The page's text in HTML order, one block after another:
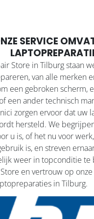
SERVICE
Store in Tilburg staan
van alle merken
een gebroken scherm,
een ander technisch
zorgen ervoor dat uw
hersteld. We
u is, of het nu voor
is, en streven
weer in topconditie te
en vertrouw op
in Tilburg.